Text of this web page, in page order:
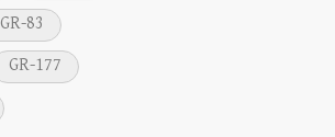
GR-83
GR-177